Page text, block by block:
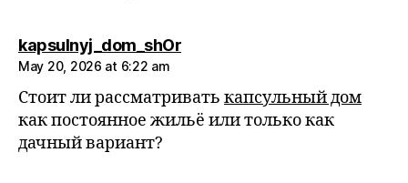
kapsulnyj_dom_shOrsays:
May 20, 2026 at 6:22 am
Стоит ли рассматривать капсульный дом
как постоянное жильё или только как
дачный вариант?